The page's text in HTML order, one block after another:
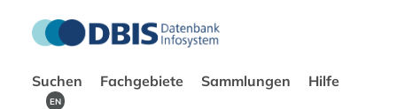
Suchen Fachgebiete Sammlungen Hilfe
EN